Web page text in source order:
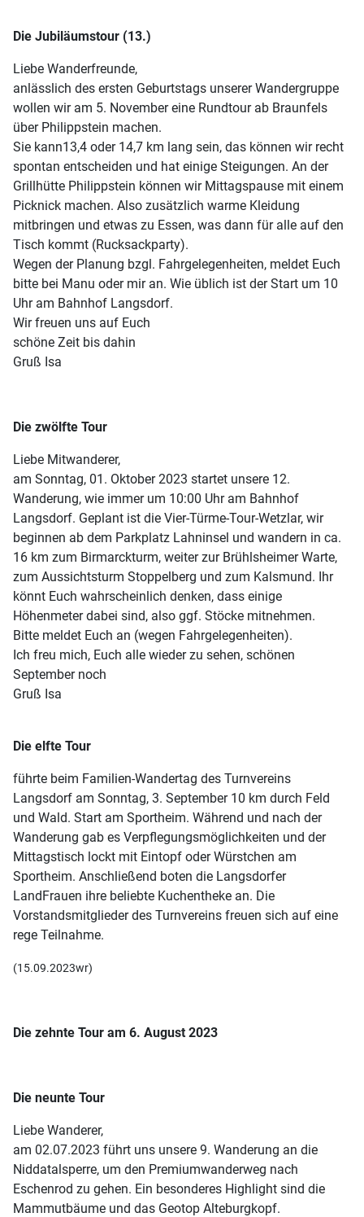
Die Jubiläumstour (13.)
Liebe Wanderfreunde,
anlässlich des ersten Geburtstags unserer Wandergruppe
wollen wir am 5. November eine Rundtour ab Braunfels
über Philippstein machen.
Sie kann13,4 oder 14,7 km lang sein, das können wir recht
spontan entscheiden und hat einige Steigungen. An der
Grillhütte Philippstein können wir Mittagspause mit einem
Picknick machen. Also zusätzlich warme Kleidung
mitbringen und etwas zu Essen, was dann für alle auf den
Tisch kommt (Rucksackparty).
Wegen der Planung bzgl. Fahrgelegenheiten, meldet Euch
bitte bei Manu oder mir an. Wie üblich ist der Start um 10
Uhr am Bahnhof Langsdorf.
Wir freuen uns auf Euch
schöne Zeit bis dahin
Gruß Isa
Die zwölfte Tour
Liebe Mitwanderer,
am Sonntag, 01. Oktober 2023 startet unsere 12.
Wanderung, wie immer um 10:00 Uhr am Bahnhof
Langsdorf. Geplant ist die Vier-Türme-Tour-Wetzlar, wir
beginnen ab dem Parkplatz Lahninsel und wandern in ca.
16 km zum Birmarckturm, weiter zur Brühlsheimer Warte,
zum Aussichtsturm Stoppelberg und zum Kalsmund. Ihr
könnt Euch wahrscheinlich denken, dass einige
Höhenmeter dabei sind, also ggf. Stöcke mitnehmen.
Bitte meldet Euch an (wegen Fahrgelegenheiten).
Ich freu mich, Euch alle wieder zu sehen, schönen
September noch
Gruß Isa
Die elfte Tour
führte beim Familien-Wandertag des Turnvereins
Langsdorf am Sonntag, 3. September 10 km durch Feld
und Wald. Start am Sportheim. Während und nach der
Wanderung gab es Verpflegungsmöglichkeiten und der
Mittagstisch lockt mit Eintopf oder Würstchen am
Sportheim. Anschließend boten die Langsdorfer
LandFrauen ihre beliebte Kuchentheke an. Die
Vorstandsmitglieder des Turnvereins freuen sich auf eine
rege Teilnahme.
(15.09.2023wr)
Die zehnte Tour am 6. August 2023
Die neunte Tour
Liebe Wanderer,
am 02.07.2023 führt uns unsere 9. Wanderung an die
Niddatalsperre, um den Premiumwanderweg nach
Eschenrod zu gehen. Ein besonderes Highlight sind die
Mammutbäume und das Geotop Alteburgkopf.